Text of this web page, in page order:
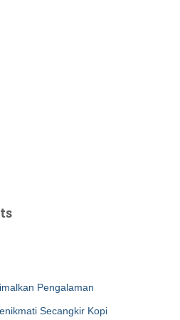
Pengalaman
Secangkir Kopi